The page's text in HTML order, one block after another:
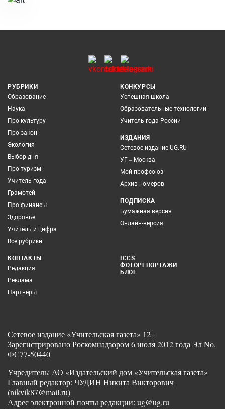
РУБРИКИ
Образование
Наука
Про культуру
Про закон
Экология
Выбор дня
Про туризм
Учитель года
Грамотей
Про финансы
Здоровье
Учитель и цифра
Все рубрики
КОНКУРСЫ
Успешная школа
Образовательные технологии
Учитель года России
ИЗДАНИЯ
Сетевое издание UG.RU
УГ – Москва
Мой профсоюз
Архив номеров
ПОДПИСКА
Бумажная версия
Онлайн-версия
КОНТАКТЫ
Редакция
Реклама
Партнеры
ICCS
ФОТОРЕПОРТАЖИ
БЛОГ
Сетевое издание «Учительская газета» 12+
Зарегистрировано Роскомнадзором 6 июля 2012 года Эл No.
ФС77-50440
Учредитель: АО «Издательский дом «Учительская газета»
Главный редактор: ЧУДИН Никита Викторович
(nikvik87@mail.ru)
Адрес электронной почты редакции: ug@ug.ru